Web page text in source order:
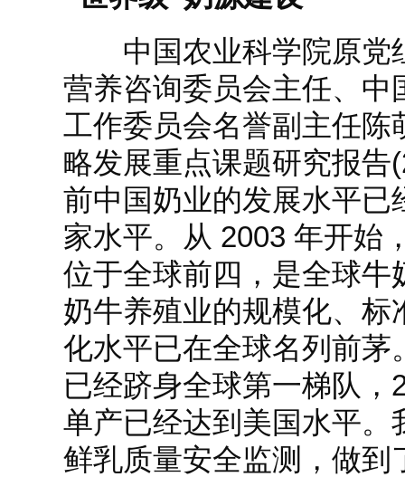
中国农业科学院原党
营养咨询委员会主任、中
工作委员会名誉副主任陈
略发展重点课题研究报告
前中国奶业的发展水平已
家水平。从 2003 年开始
位于全球前四，是全球牛
奶牛养殖业的规模化、标
化水平已在全球名列前茅
已经跻身全球第一梯队，
单产已经达到美国水平。
鲜乳质量安全监测，做到